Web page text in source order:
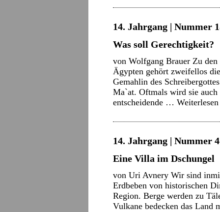
14. Jahrgang | Nummer
Was soll Gerechtigkeit?
von Wolfgang Brauer Zu den
Ägypten gehört zweifellos
Gemahlin des
Ma`at. Oftmals wird sie
entscheidende …
14. Jahrgang | Nummer
Eine Villa im Dschungel
von Uri Avnery Wir sind
Erdbeben von historischen
Region. Berge werden zu
Vulkane bedecken das